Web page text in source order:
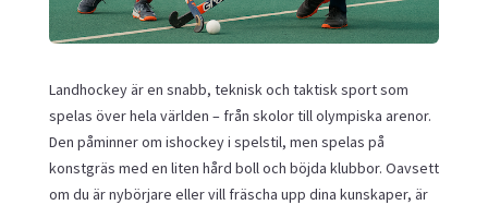
Landhockey är en snabb, teknisk och taktisk sport som
spelas över hela världen – från skolor till olympiska arenor.
Den påminner om ishockey i spelstil, men spelas på
konstgräs med en liten hård boll och böjda klubbor. Oavsett
om du är nybörjare eller vill fräscha upp dina kunskaper, är